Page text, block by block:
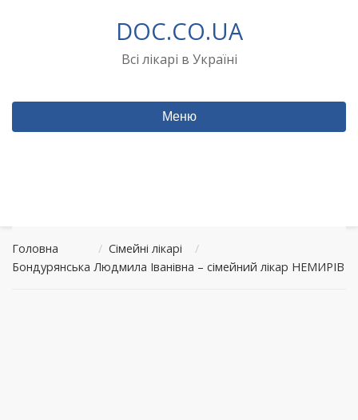
DOC.CO.UA
Всі лікарі в Україні
Меню
Головна / Сімейні лікарі
/
Бондурянська Людмила Іванівна – сімейний лікар НЕМИРІВ